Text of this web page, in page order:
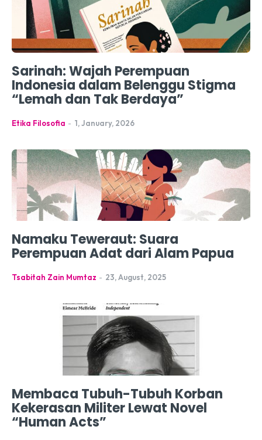
Sarinah: Wajah Perempuan
Indonesia dalam Belenggu Stigma
“Lemah dan Tak Berdaya”
Etika Filosofia - 1, January, 2026
Namaku Teweraut: Suara
Perempuan Adat dari Alam Papua
Tsabitah Zain Mumtaz - 23, August, 2025
Membaca Tubuh-Tubuh Korban
Kekerasan Militer Lewat Novel
“Human Acts”